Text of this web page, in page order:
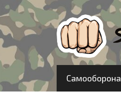
Самооборона